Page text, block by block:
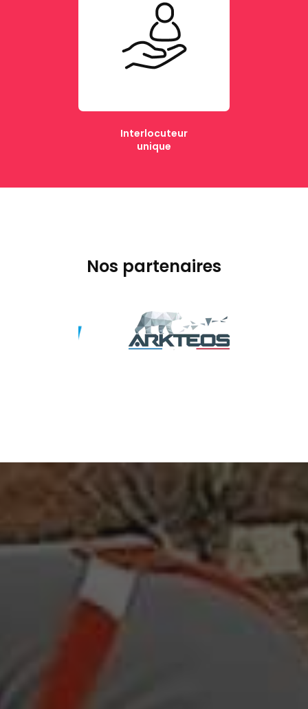
Interlocuteur
unique
Nos partenaires